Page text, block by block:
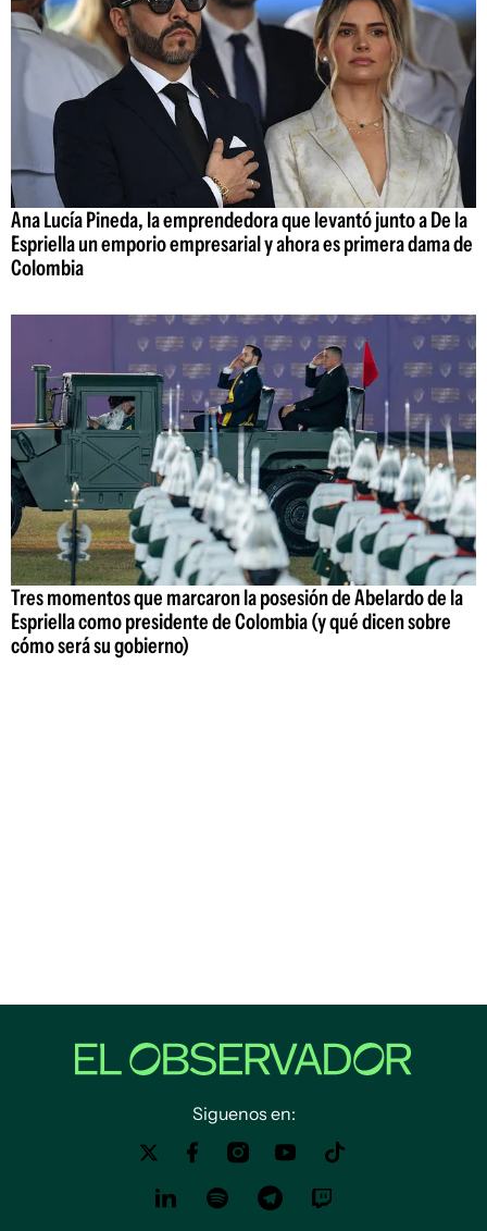
Ana Lucía Pineda, la emprendedora que levantó junto a De la
Espriella un emporio empresarial y ahora es primera dama de
Colombia
Tres momentos que marcaron la posesión de Abelardo de la
Espriella como presidente de Colombia (y qué dicen sobre
cómo será su gobierno)
Siguenos en: